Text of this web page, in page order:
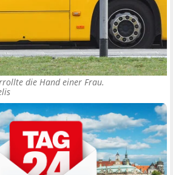
die Hand einer Frau.